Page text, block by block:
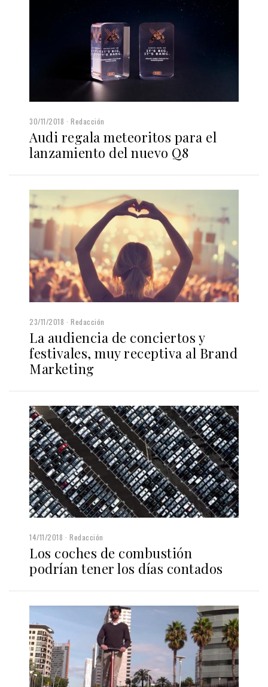
30/11/2018 Redacción
Audi regala meteoritos para el
lanzamiento del nuevo Q8
23/11/2018 Redacción
La audiencia de conciertos y
festivales, muy receptiva al Brand
Marketing
14/11/2018 Redacción
Los coches de combustión
podrían tener los días contados